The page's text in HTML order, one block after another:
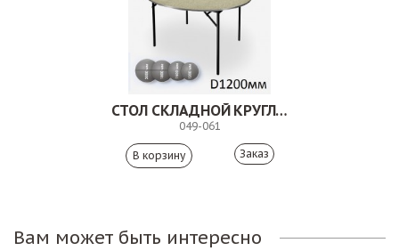
СТОЛ СКЛАДНОЙ КРУГЛЫЙ.049-061
049-061
Заказ
Вам может быть интересно